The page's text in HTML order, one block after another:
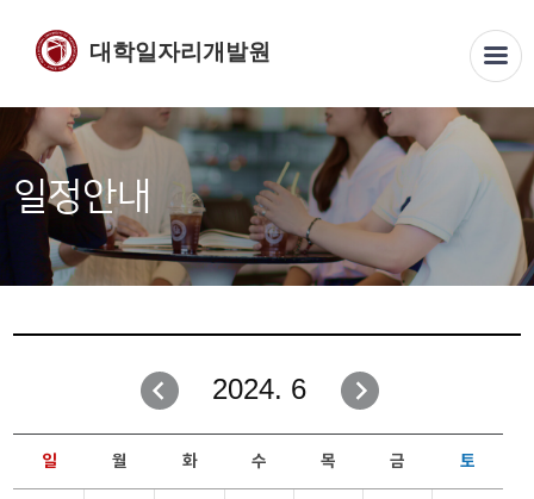
대학일자리개발원
일정안내
2024. 6
일 월 화 수 목 금 토